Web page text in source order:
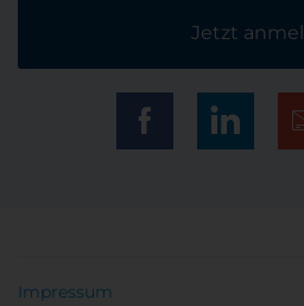
Jetzt
Impressum